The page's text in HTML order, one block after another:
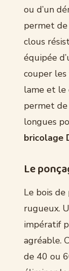
ou d’un
permet
clous
équipée
couper
lame et le
permet de
longues
bricolage
Le
Le bois
rugueux.
impératif
agréable.
de 40 ou